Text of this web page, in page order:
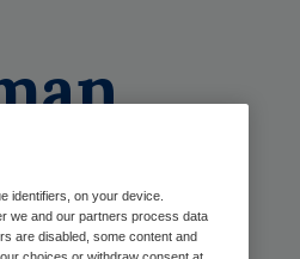
identifiers, on your device.
we and our partners process data
are disabled, some content and